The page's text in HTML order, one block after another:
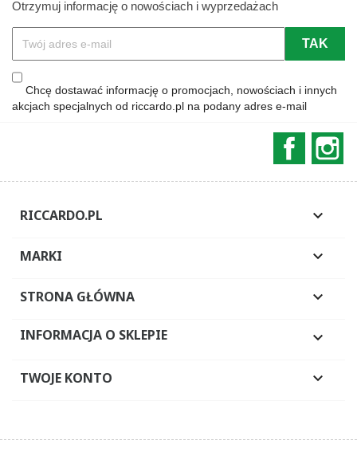
Otrzymuj informację o nowościach i wyprzedażach
Chcę dostawać informację o promocjach, nowościach i innych
akcjach specjalnych od riccardo.pl na podany adres e-mail
RICCARDO.PL 
MARKI 
STRONA GŁÓWNA 
INFORMACJA O SKLEPIE 
TWOJE KONTO 